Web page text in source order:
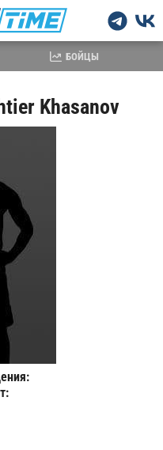
Khasanov
БОЙЦЫ